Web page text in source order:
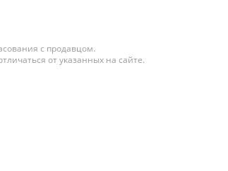
с продавцом.
от указанных на сайте.